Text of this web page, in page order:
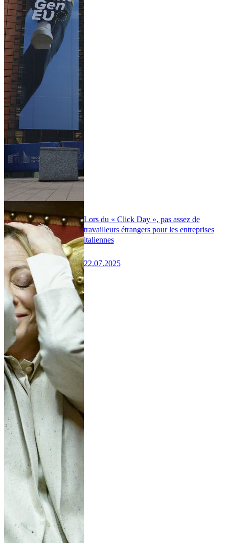
Lors du « Click Day », pas assez de
travailleurs étrangers pour les entreprises
italiennes
22.07.2025